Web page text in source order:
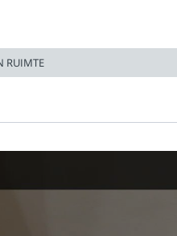
RUIMTE